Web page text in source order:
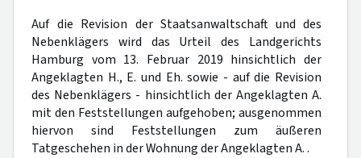
Auf die Revision der Staatsanwaltschaft und des
Nebenklägers wird das Urteil des Landgerichts
Hamburg vom 13. Februar 2019 hinsichtlich der
Angeklagten H., E. und Eh. sowie - auf die Revision
des Nebenklägers - hinsichtlich der Angeklagten A.
mit den Feststellungen aufgehoben; ausgenommen
hiervon sind Feststellungen zum äußeren
Tatgeschehen in der Wohnung der Angeklagten A. .